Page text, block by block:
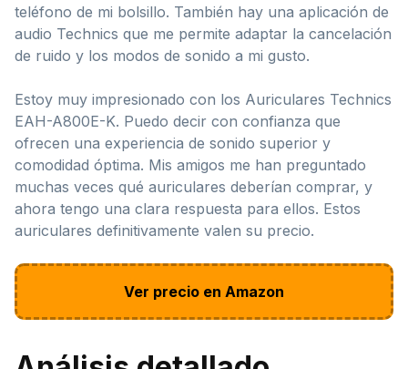
teléfono de mi bolsillo. También hay una aplicación de
audio Technics que me permite adaptar la cancelación
de ruido y los modos de sonido a mi gusto.
Estoy muy impresionado con los Auriculares Technics
EAH-A800E-K. Puedo decir con confianza que
ofrecen una experiencia de sonido superior y
comodidad óptima. Mis amigos me han preguntado
muchas veces qué auriculares deberían comprar, y
ahora tengo una clara respuesta para ellos. Estos
auriculares definitivamente valen su precio.
Ver precio en Amazon